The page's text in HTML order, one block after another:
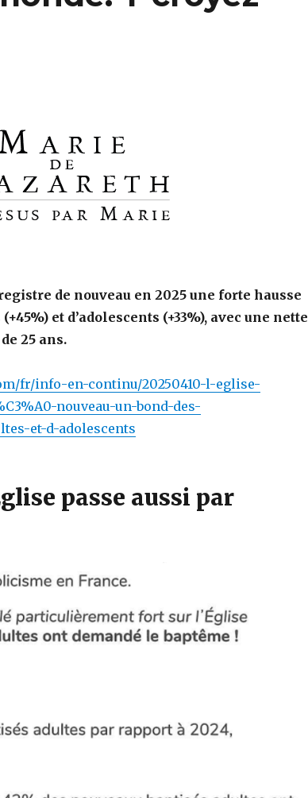
de nouveau en 2025 une forte hausse
et d’adolescents (+33%), avec une nette
25 ans.
fr/info-en-continu/20250410-l-eglise-
nouveau-un-bond-des-
et-d-adolescents
passe aussi par